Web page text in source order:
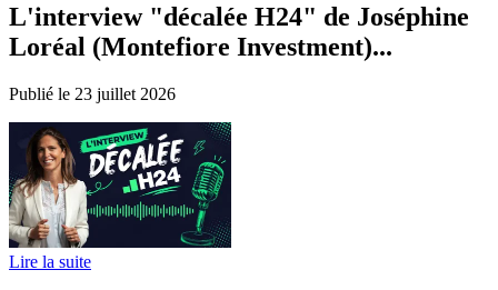
L'interview "décalée H24" de Joséphine
Loréal (Montefiore Investment)...
Publié le 23 juillet 2026
Lire la suite